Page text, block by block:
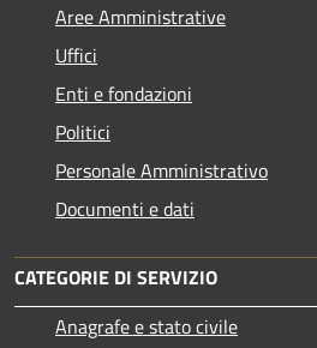
Aree Amministrative
Uffici
Enti e fondazioni
Politici
Personale Amministrativo
Documenti e dati
CATEGORIE DI SERVIZIO
Anagrafe e stato civile